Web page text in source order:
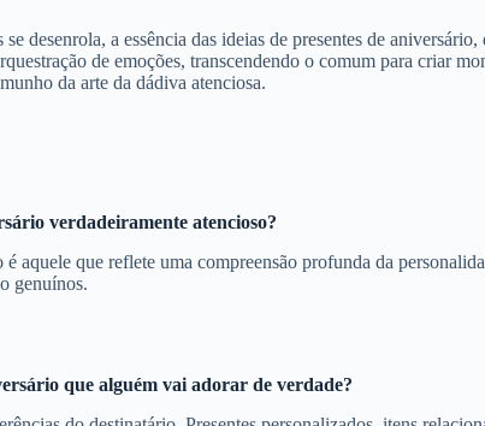
desenrola, a essência das ideias de presentes de
de emoções, transcendendo o comum para criar
da arte da dádiva atenciosa.
verdadeiramente atencioso?
aquele que reflete uma compreensão profunda da
genuínos.
que alguém vai adorar de verdade?